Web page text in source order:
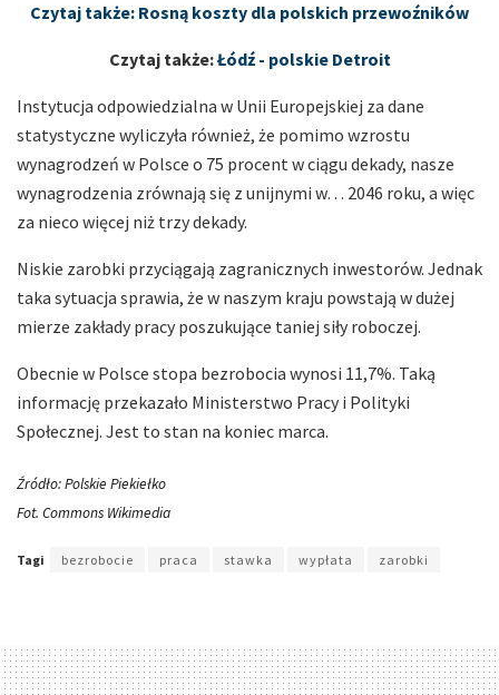
Czytaj także: Rosną koszty dla polskich przewoźników
Czytaj także:Łódź - polskie Detroit
Instytucja odpowiedzialna w Unii Europejskiej za dane
statystyczne wyliczyła również, że pomimo wzrostu
wynagrodzeń w Polsce o 75 procent w ciągu dekady, nasze
wynagrodzenia zrównają się z unijnymi w… 2046 roku, a więc
za nieco więcej niż trzy dekady.
Niskie zarobki przyciągają zagranicznych inwestorów. Jednak
taka sytuacja sprawia, że w naszym kraju powstają w dużej
mierze zakłady pracy poszukujące taniej siły roboczej.
Obecnie w Polsce stopa bezrobocia wynosi 11,7%. Taką
informację przekazało Ministerstwo Pracy i Polityki
Społecznej. Jest to stan na koniec marca.
Źródło: Polskie Piekiełko
Fot. Commons Wikimedia
Tagi bezrobocie praca stawka wypłata zarobki